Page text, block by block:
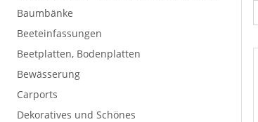
Baumbänke
Beeteinfassungen
Beetplatten, Bodenplatten
Bewässerung
Carports
Dekoratives und Schönes